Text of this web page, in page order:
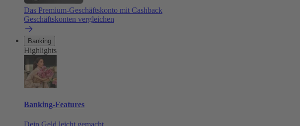
Das Premium-Geschäftskonto mit Cashback
Geschäftskonten vergleichen
Banking
Highlights
Banking-Features
Dein Geld leicht gemacht